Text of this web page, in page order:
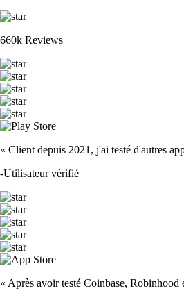
660k Reviews
« Client depuis 2021, j'ai testé d'autres
-Utilisateur vérifié
« Après avoir testé Coinbase,